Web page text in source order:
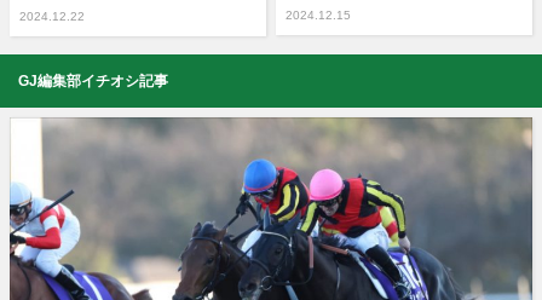
2024.12.22 2024.12.15
GJ編集部イチオシ記事